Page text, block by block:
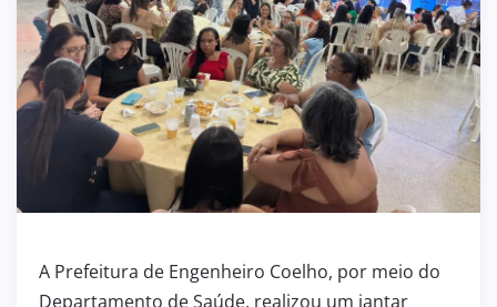
A Prefeitura de Engenheiro Coelho, por meio do
Departamento de Saúde, realizou um jantar